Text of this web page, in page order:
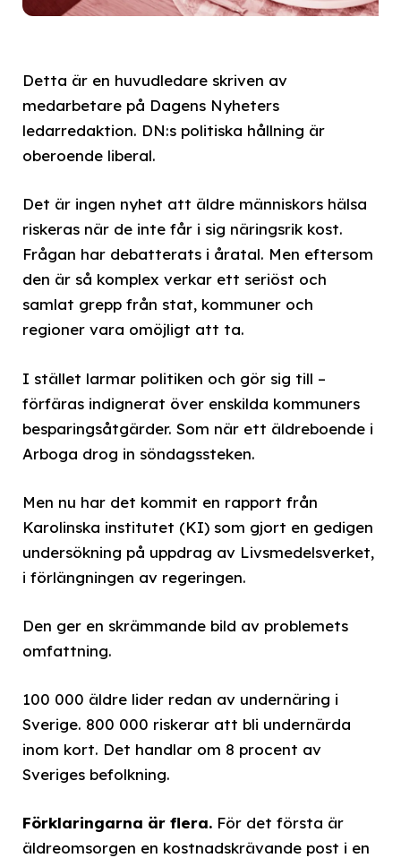
Detta är en huvudledare skriven av
medarbetare på Dagens Nyheters
ledarredaktion. DN:s politiska hållning är
oberoende liberal.
Det är ingen nyhet att äldre människors hälsa
riskeras när de inte får i sig näringsrik kost.
Frågan har debatterats i åratal. Men eftersom
den är så komplex verkar ett seriöst och
samlat grepp från stat, kommuner och
regioner vara omöjligt att ta.
I stället larmar politiken och gör sig till –
förfäras indignerat över enskilda kommuners
besparingsåtgärder. Som när ett äldreboende i
Arboga drog in söndagssteken.
Men nu har det kommit en rapport från
Karolinska institutet (KI) som gjort en gedigen
undersökning på uppdrag av Livsmedelsverket,
i förlängningen av regeringen.
Den ger en skrämmande bild av problemets
omfattning.
100 000 äldre lider redan av undernäring i
Sverige. 800 000 riskerar att bli undernärda
inom kort. Det handlar om 8 procent av
Sveriges befolkning.
Förklaringarna är flera. För det första är
äldreomsorgen en kostnadskrävande post i en